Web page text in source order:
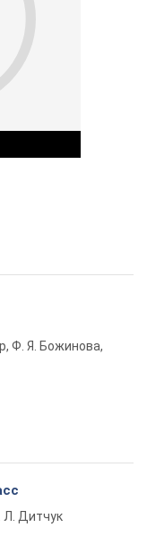
Ф. Я. Божинова,
Л. Дитчук